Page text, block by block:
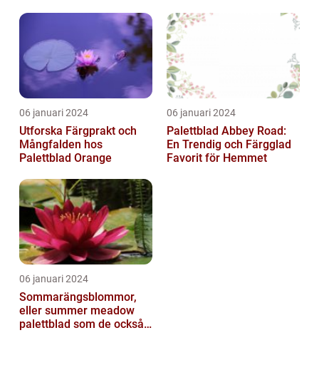
06 januari 2024
Utforska Färgprakt och
Mångfalden hos
Palettblad Orange
06 januari 2024
Palettblad Abbey Road:
En Trendig och Färgglad
Favorit för Hemmet
06 januari 2024
Sommarängsblommor,
eller summer meadow
palettblad som de också